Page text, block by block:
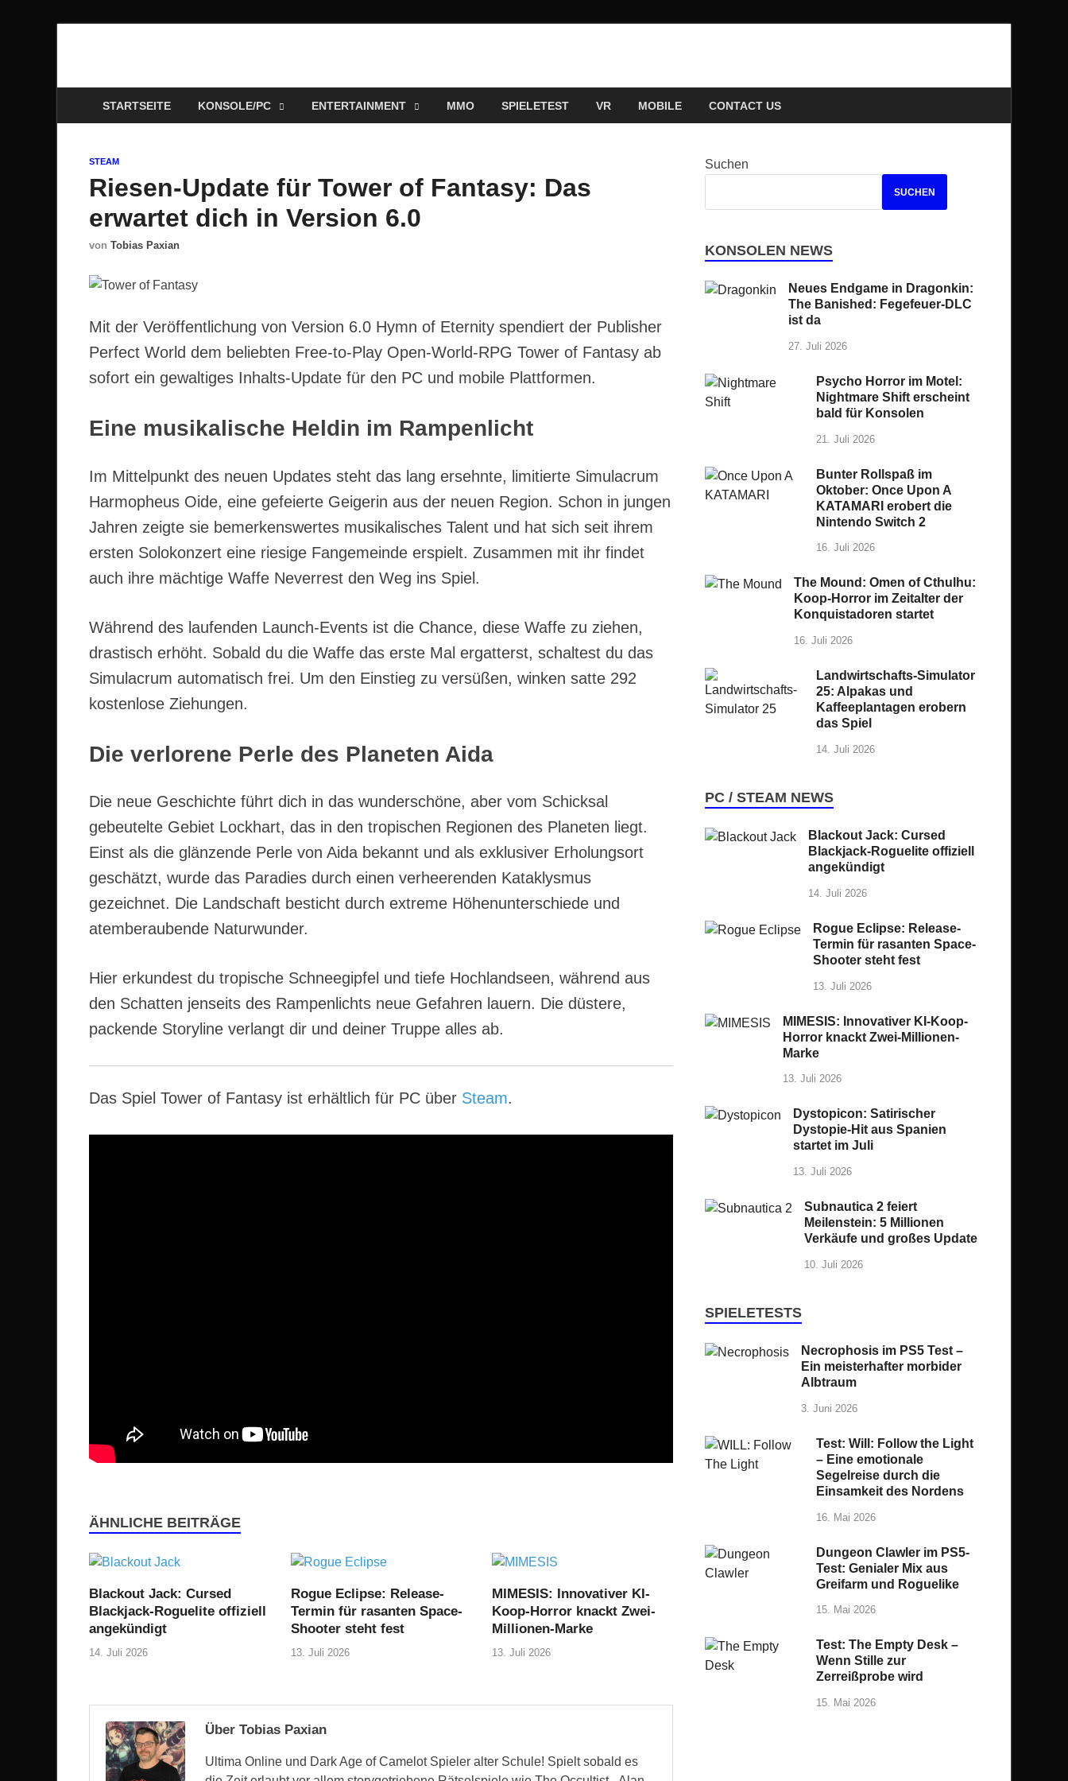
Technoloki: Gaming und Entertainment News
STARTSEITE KONSOLE/PC ENTERTAINMENT MMO SPIELETEST VR MOBILE CONTACT US
STEAM
Riesen-Update für Tower of Fantasy: Das
erwartet dich in Version 6.0
von Tobias Paxian
Mit der Veröffentlichung von Version 6.0 Hymn of Eternity spendiert der Publisher
Perfect World dem beliebten Free-to-Play Open-World-RPG Tower of Fantasy ab
sofort ein gewaltiges Inhalts-Update für den PC und mobile Plattformen.
Eine musikalische Heldin im Rampenlicht
Im Mittelpunkt des neuen Updates steht das lang ersehnte, limitierte Simulacrum
Harmopheus Oide, eine gefeierte Geigerin aus der neuen Region. Schon in jungen
Jahren zeigte sie bemerkenswertes musikalisches Talent und hat sich seit ihrem
ersten Solokonzert eine riesige Fangemeinde erspielt. Zusammen mit ihr findet
auch ihre mächtige Waffe Neverrest den Weg ins Spiel.
Während des laufenden Launch-Events ist die Chance, diese Waffe zu ziehen,
drastisch erhöht. Sobald du die Waffe das erste Mal ergatterst, schaltest du das
Simulacrum automatisch frei. Um den Einstieg zu versüßen, winken satte 292
kostenlose Ziehungen.
Die verlorene Perle des Planeten Aida
Die neue Geschichte führt dich in das wunderschöne, aber vom Schicksal
gebeutelte Gebiet Lockhart, das in den tropischen Regionen des Planeten liegt.
Einst als die glänzende Perle von Aida bekannt und als exklusiver Erholungsort
geschätzt, wurde das Paradies durch einen verheerenden Kataklysmus
gezeichnet. Die Landschaft besticht durch extreme Höhenunterschiede und
atemberaubende Naturwunder.
Hier erkundest du tropische Schneegipfel und tiefe Hochlandseen, während aus
den Schatten jenseits des Rampenlichts neue Gefahren lauern. Die düstere,
packende Storyline verlangt dir und deiner Truppe alles ab.
Das Spiel Tower of Fantasy ist erhältlich für PC über Steam.
ÄHNLICHE BEITRÄGE
Blackout Jack: Cursed
Blackjack-Roguelite offiziell
angekündigt
14. Juli 2026
Rogue Eclipse: Release-
Termin für rasanten Space-
Shooter steht fest
13. Juli 2026
MIMESIS: Innovativer KI-
Koop-Horror knackt Zwei-
Millionen-Marke
13. Juli 2026
Über Tobias Paxian
Ultima Online und Dark Age of Camelot Spieler alter Schule! Spielt sobald es
Suchen
SUCHEN
KONSOLEN NEWS
Neues Endgame in Dragonkin:
The Banished: Fegefeuer-DLC
ist da
27. Juli 2026
Psycho Horror im Motel:
Nightmare Shift erscheint
bald für Konsolen
21. Juli 2026
Bunter Rollspaß im
Oktober: Once Upon A
KATAMARI erobert die
Nintendo Switch 2
16. Juli 2026
The Mound: Omen of Cthulhu:
Koop-Horror im Zeitalter der
Konquistadoren startet
16. Juli 2026
Landwirtschafts-Simulator
25: Alpakas und
Kaffeeplantagen erobern
das Spiel
14. Juli 2026
PC / STEAM NEWS
Blackout Jack: Cursed
Blackjack-Roguelite offiziell
angekündigt
14. Juli 2026
Rogue Eclipse: Release-
Termin für rasanten Space-
Shooter steht fest
13. Juli 2026
MIMESIS: Innovativer KI-Koop-
Horror knackt Zwei-Millionen-
Marke
13. Juli 2026
Dystopicon: Satirischer
Dystopie-Hit aus Spanien
startet im Juli
13. Juli 2026
Subnautica 2 feiert
Meilenstein: 5 Millionen
Verkäufe und großes Update
10. Juli 2026
SPIELETESTS
Necrophosis im PS5 Test –
Ein meisterhafter morbider
Albtraum
3. Juni 2026
Test: Will: Follow the Light
– Eine emotionale
Segelreise durch die
Einsamkeit des Nordens
16. Mai 2026
Dungeon Clawler im PS5-
Test: Genialer Mix aus
Greifarm und Roguelike
15. Mai 2026
Test: The Empty Desk –
Wenn Stille zur
Zerreißprobe wird
15. Mai 2026